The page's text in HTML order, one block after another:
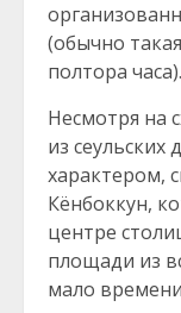
(обычно
полтора часа).
Несмотря на
из
характером,
Кёнбоккун,
центре
площади из
мало